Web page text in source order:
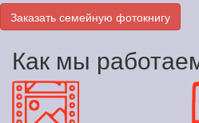
Заказать семейную фотокнигу
Как мы